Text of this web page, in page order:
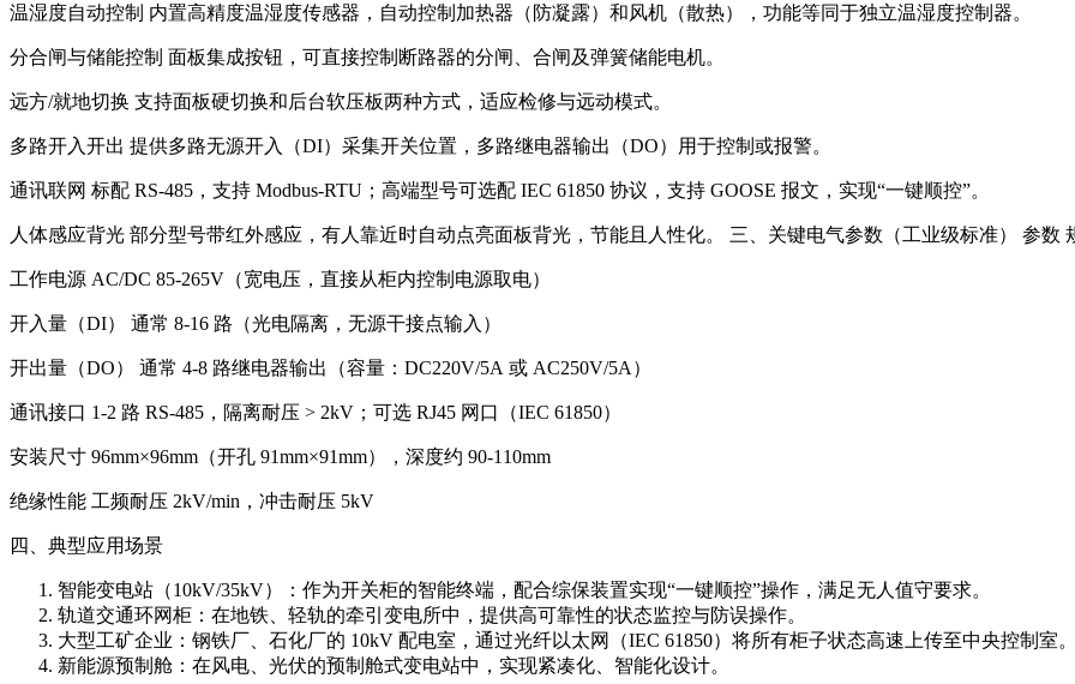
温湿度自动控制 内置高精度温湿度传感器，自动控制加热器（防凝露）和风机（散热），功能等同于独立温湿度控制器。
分合闸与储能控制 面板集成按钮，可直接控制断路器的分闸、合闸及弹簧储能电机。
远方/就地切换 支持面板硬切换和后台软压板两种方式，适应检修与远动模式。
多路开入开出 提供多路无源开入（DI）采集开关位置，多路继电器输出（DO）用于控制或报警。
通讯联网 标配 RS-485，支持 Modbus-RTU；高端型号可选配 IEC 61850 协议，支持 GOOSE 报文，实现“一键顺控”。
人体感应背光 部分型号带红外感应，有人靠近时自动点亮面板背光，节能且人性化。 三、关键电气参数（工业级标准） 参数
工作电源 AC/DC 85-265V（宽电压，直接从柜内控制电源取电）
开入量（DI） 通常 8-16 路（光电隔离，无源干接点输入）
开出量（DO） 通常 4-8 路继电器输出（容量：DC220V/5A 或 AC250V/5A）
通讯接口 1-2 路 RS-485，隔离耐压 > 2kV；可选 RJ45 网口（IEC 61850）
安装尺寸 96mm×96mm（开孔 91mm×91mm），深度约 90-110mm
绝缘性能 工频耐压 2kV/min，冲击耐压 5kV
四、典型应用场景
智能变电站（10kV/35kV）：作为开关柜的智能终端，配合综保装置实现“一键顺控”操作，满足无人值守要求。
轨道交通环网柜：在地铁、轻轨的牵引变电所中，提供高可靠性的状态监控与防误操作。
大型工矿企业：钢铁厂、石化厂的 10kV 配电室，通过光纤以太网（IEC 61850）将所有柜子状态高速上传至中央控制室
新能源预制舱：在风电、光伏的预制舱式变电站中，实现紧凑化、智能化设计。